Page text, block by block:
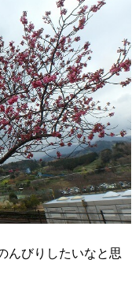
んびりしたいなと思